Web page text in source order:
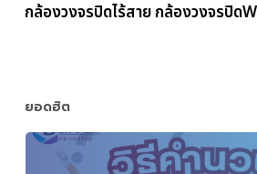
กล้องวงจรปิดไร้สาย กล้องวงจรปิด
ยอดฮิต